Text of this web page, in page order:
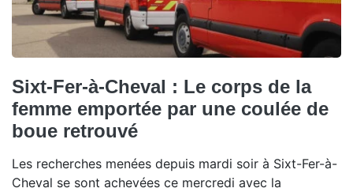
Sixt-Fer-à-Cheval : Le corps de la
femme emportée par une coulée de
boue retrouvé
Les recherches menées depuis mardi soir à Sixt-Fer-à-
Cheval se sont achevées ce mercredi avec la